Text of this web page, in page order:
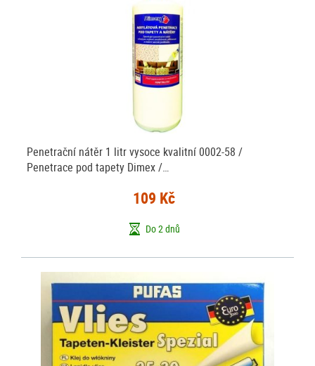
Penetrační nátěr 1 litr vysoce kvalitní 0002-58 /
Penetrace pod tapety Dimex /…
109 Kč
Do 2 dnů